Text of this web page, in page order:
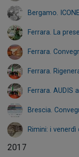
Bergamo.
Ferrara. La
Ferrara.
Ferrara.
Ferrara. AUDIS
Brescia.
Rimini: i
2017